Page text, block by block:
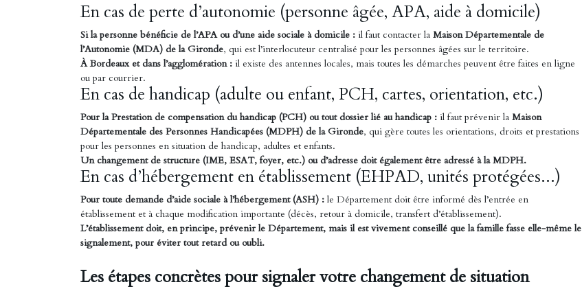
En cas de perte d’autonomie (personne âgée, APA, aide à domicile)
Si la personne bénéficie de l’APA ou d’une aide sociale à domicile : il faut contacter la Maison Départementale de
l’Autonomie (MDA) de la Gironde, qui est l’interlocuteur centralisé pour les personnes âgées sur le territoire.
À Bordeaux et dans l’agglomération : il existe des antennes locales, mais toutes les démarches peuvent être faites en ligne
ou par courrier.
En cas de handicap (adulte ou enfant, PCH, cartes, orientation, etc.)
Pour la Prestation de compensation du handicap (PCH) ou tout dossier lié au handicap : il faut prévenir la Maison
Départementale des Personnes Handicapées (MDPH) de la Gironde, qui gère toutes les orientations, droits et prestations
pour les personnes en situation de handicap, adultes et enfants.
Un changement de structure (IME, ESAT, foyer, etc.) ou d’adresse doit également être adressé à la MDPH.
En cas d’hébergement en établissement (EHPAD, unités protégées...)
Pour toute demande d’aide sociale à l’hébergement (ASH) : le Département doit être informé dès l’entrée en
établissement et à chaque modification importante (décès, retour à domicile, transfert d’établissement).
L’établissement doit, en principe, prévenir le Département, mais il est vivement conseillé que la famille fasse elle-même le
signalement, pour éviter tout retard ou oubli.
Les étapes concrètes pour signaler votre changement de situation